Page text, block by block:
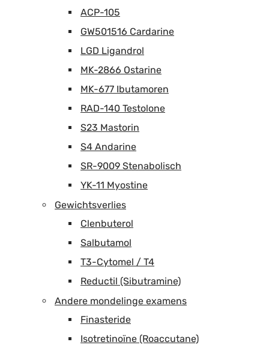
ACP-105
GW501516 Cardarine
LGD Ligandrol
MK-2866 Ostarine
MK-677 Ibutamoren
RAD-140 Testolone
S23 Mastorin
S4 Andarine
SR-9009 Stenabolisch
YK-11 Myostine
Gewichtsverlies
Clenbuterol
Salbutamol
T3-Cytomel / T4
Reductil (Sibutramine)
Andere mondelinge examens
Finasteride
Isotretinoïne (Roaccutane)